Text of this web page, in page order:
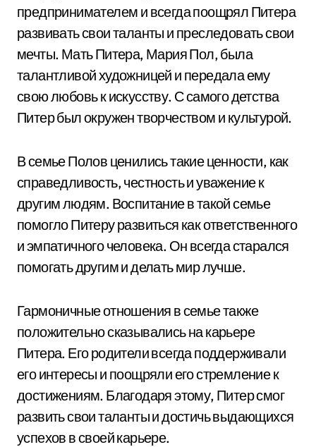
предпринимателем и всегда поощрял Питера
развивать свои таланты и преследовать свои
мечты. Мать Питера, Мария Пол, была
талантливой художницей и передала ему
свою любовь к искусству. С самого детства
Питер был окружен творчеством и культурой.
В семье Полов ценились такие ценности, как
справедливость, честность и уважение к
другим людям. Воспитание в такой семье
помогло Питеру развиться как ответственного
и эмпатичного человека. Он всегда старался
помогать другим и делать мир лучше.
Гармоничные отношения в семье также
положительно сказывались на карьере
Питера. Его родители всегда поддерживали
его интересы и поощряли его стремление к
достижениям. Благодаря этому, Питер смог
развить свои таланты и достичь выдающихся
успехов в своей карьере.